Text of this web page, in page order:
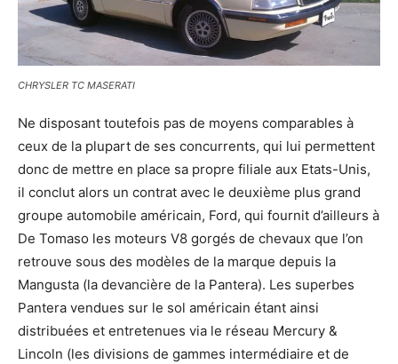
CHRYSLER TC MASERATI
Ne disposant toutefois pas de moyens comparables à
ceux de la plupart de ses concurrents, qui lui permettent
donc de mettre en place sa propre filiale aux Etats-Unis,
il conclut alors un contrat avec le deuxième plus grand
groupe automobile américain, Ford, qui fournit d’ailleurs à
De Tomaso les moteurs V8 gorgés de chevaux que l’on
retrouve sous des modèles de la marque depuis la
Mangusta (la devancière de la Pantera). Les superbes
Pantera vendues sur le sol américain étant ainsi
distribuées et entretenues via le réseau Mercury &
Lincoln (les divisions de gammes intermédiaire et de